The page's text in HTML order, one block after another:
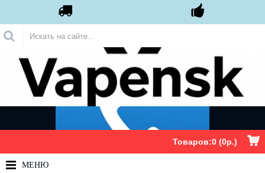
Товаров:0 (0р.)
МЕНЮ